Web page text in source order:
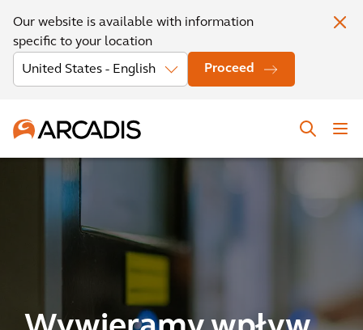
Our website is available with information
specific to your location
Proceed